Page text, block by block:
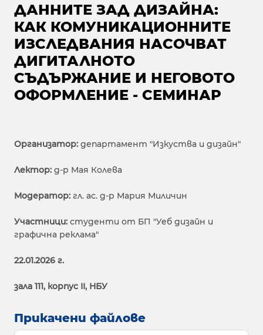
ДАННИТЕ ЗАД ДИЗАЙНА:
КАК КОМУНИКАЦИОННИТЕ
ИЗСЛЕДВАНИЯ НАСОЧВАТ
ДИГИТАЛНОТО
СЪДЪРЖАНИЕ И НЕГОВОТО
ОФОРМЛЕНИЕ - СЕМИНАР
Организатор: департамент "Изкуства и дизайн"
Лектор: д-р Мая Колева
Модератор: гл. ас. д-р Мария Миличин
Участници: студенти от БП "Уеб дизайн и
графична реклама"
22.01.2026 г.
зала 111, корпус ІІ, НБУ
Прикачени файлове